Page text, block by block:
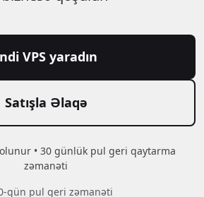
VPS yaradın
Satışla Əlaqə
• 30 günlük pul geri qaytarma
zəmanəti
gün pul geri zəmanəti